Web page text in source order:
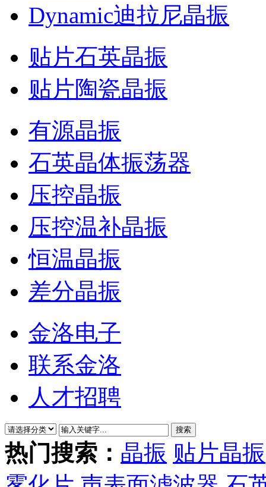
Dynamic迪拉尼晶振
贴片石英晶振
贴片陶瓷晶振
有源晶振
石英晶体振荡器
压控晶振
压控温补晶振
恒温晶振
差分晶振
金洛电子
联系金洛
人才招聘
热门搜索： 晶振 贴片晶振